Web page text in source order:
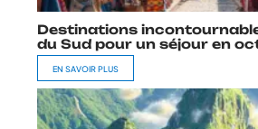
Destinations
du Sud pour un séjour en
EN SAVOIR PLUS